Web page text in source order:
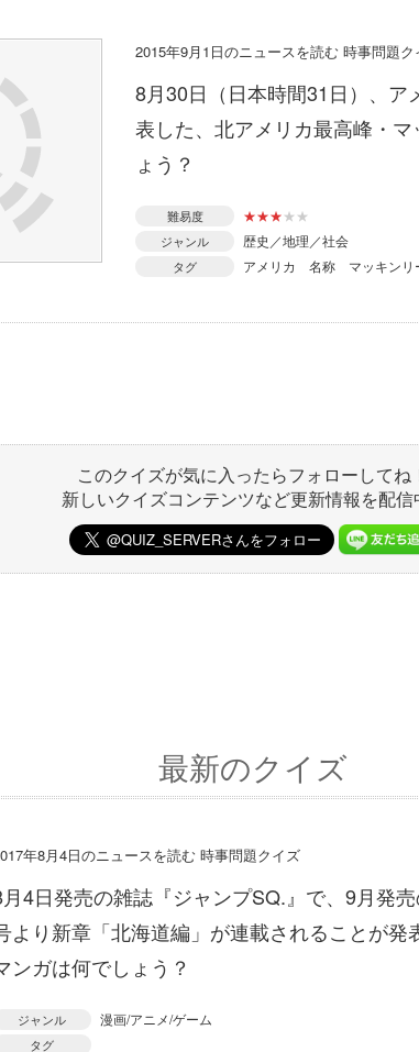
2015年9月1日のニュースを読む 時事問題ク
8月30日（日本時間31日）、ア
表した、北アメリカ最高峰・
ょう？
難易度 ★★★★ ★
ジャンル 歴史／地理／社会
タグ アメリカ 名称 マッキンリ
このクイズが気に入ったらフォローしてね
新しいクイズコンテンツなど更新情報を配
最新のクイズ
年8月4日のニュースを読む 時事問題クイズ
4日発売の雑誌『ジャンプSQ.』で、9月発売
より新章「北海道編」が連載されることが発
ンガは何でしょう？
ジャンル 漫画/アニメ/ゲーム
タグ